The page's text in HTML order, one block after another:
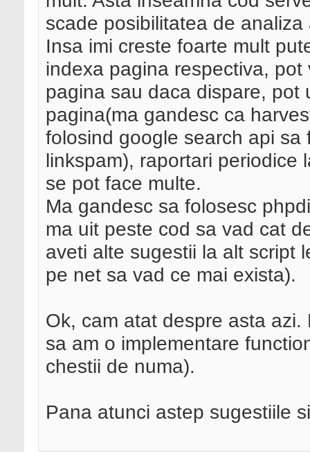
scade posibilitatea de
Insa imi creste foarte mult
indexa pagina respectiva,
pagina sau daca dispare, pot
pagina(ma gandesc ca
folosind google search api
linkspam), raportari periodice
se pot face multe.
Ma gandesc sa folosesc
ma uit peste cod sa vad cat
aveti alte sugestii la alt script
pe net sa vad ce mai exista).
Ok, cam atat despre asta
sa am o implementare
chestii de numa).
Pana atunci astep sugestiile